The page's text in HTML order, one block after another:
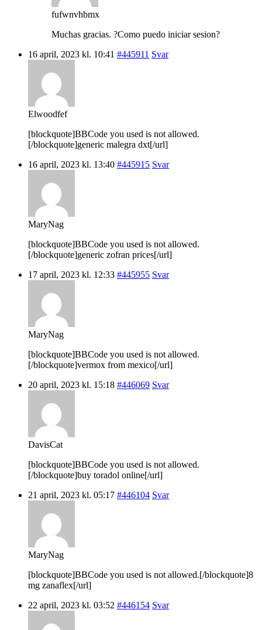
fufwnvhbmx
Muchas gracias. ?Como puedo iniciar sesion?
16 april, 2023 kl. 10:41 #445911 Svar
Elwoodfef
[blockquote]BBCode you used is not allowed.
[/blockquote]generic malegra dxt[/url]
16 april, 2023 kl. 13:40 #445915 Svar
MaryNag
[blockquote]BBCode you used is not allowed.
[/blockquote]generic zofran prices[/url]
17 april, 2023 kl. 12:33 #445955 Svar
MaryNag
[blockquote]BBCode you used is not allowed.
[/blockquote]vermox from mexico[/url]
20 april, 2023 kl. 15:18 #446069 Svar
DavisCat
[blockquote]BBCode you used is not allowed.
[/blockquote]buy toradol online[/url]
21 april, 2023 kl. 05:17 #446104 Svar
MaryNag
[blockquote]BBCode you used is not allowed.[/blockquote]8
mg zanaflex[/url]
22 april, 2023 kl. 03:52 #446154 Svar